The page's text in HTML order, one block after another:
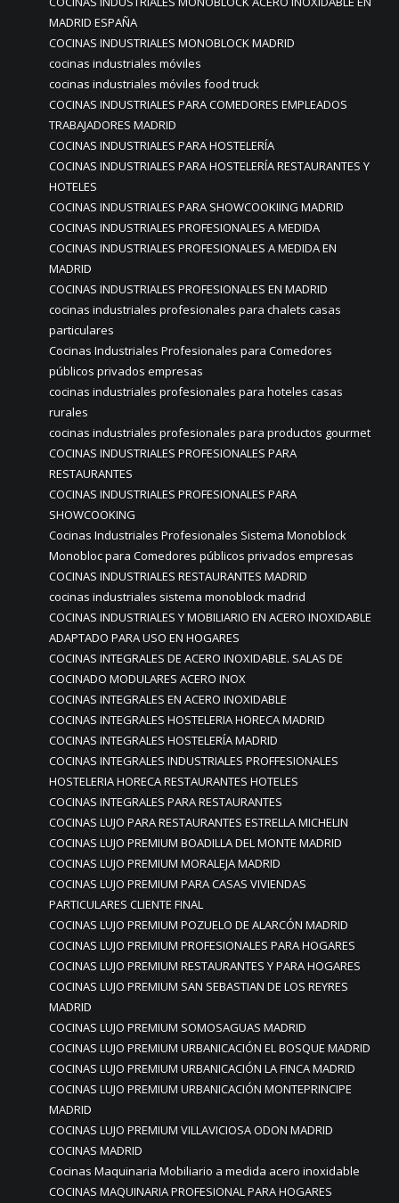
MADRID ESPAÑA
COCINAS INDUSTRIALES MONOBLOCK MADRID
cocinas industriales móviles
cocinas industriales móviles food truck
COCINAS INDUSTRIALES PARA COMEDORES EMPLEADOS
TRABAJADORES MADRID
COCINAS INDUSTRIALES PARA HOSTELERÍA
COCINAS INDUSTRIALES PARA HOSTELERÍA RESTAURANTES Y
HOTELES
COCINAS INDUSTRIALES PARA SHOWCOOKIING MADRID
COCINAS INDUSTRIALES PROFESIONALES A MEDIDA
COCINAS INDUSTRIALES PROFESIONALES A MEDIDA EN
MADRID
COCINAS INDUSTRIALES PROFESIONALES EN MADRID
cocinas industriales profesionales para chalets casas
particulares
Cocinas Industriales Profesionales para Comedores
públicos privados empresas
cocinas industriales profesionales para hoteles casas
rurales
cocinas industriales profesionales para productos gourmet
COCINAS INDUSTRIALES PROFESIONALES PARA
RESTAURANTES
COCINAS INDUSTRIALES PROFESIONALES PARA
SHOWCOOKING
Cocinas Industriales Profesionales Sistema Monoblock
Monobloc para Comedores públicos privados empresas
COCINAS INDUSTRIALES RESTAURANTES MADRID
cocinas industriales sistema monoblock madrid
COCINAS INDUSTRIALES Y MOBILIARIO EN ACERO INOXIDABLE
ADAPTADO PARA USO EN HOGARES
COCINAS INTEGRALES DE ACERO INOXIDABLE. SALAS DE
COCINADO MODULARES ACERO INOX
COCINAS INTEGRALES EN ACERO INOXIDABLE
COCINAS INTEGRALES HOSTELERIA HORECA MADRID
COCINAS INTEGRALES HOSTELERÍA MADRID
COCINAS INTEGRALES INDUSTRIALES PROFFESIONALES
HOSTELERIA HORECA RESTAURANTES HOTELES
COCINAS INTEGRALES PARA RESTAURANTES
COCINAS LUJO PARA RESTAURANTES ESTRELLA MICHELIN
COCINAS LUJO PREMIUM BOADILLA DEL MONTE MADRID
COCINAS LUJO PREMIUM MORALEJA MADRID
COCINAS LUJO PREMIUM PARA CASAS VIVIENDAS
PARTICULARES CLIENTE FINAL
COCINAS LUJO PREMIUM POZUELO DE ALARCÓN MADRID
COCINAS LUJO PREMIUM PROFESIONALES PARA HOGARES
COCINAS LUJO PREMIUM RESTAURANTES Y PARA HOGARES
COCINAS LUJO PREMIUM SAN SEBASTIAN DE LOS REYRES
MADRID
COCINAS LUJO PREMIUM SOMOSAGUAS MADRID
COCINAS LUJO PREMIUM URBANICACIÓN EL BOSQUE MADRID
COCINAS LUJO PREMIUM URBANICACIÓN LA FINCA MADRID
COCINAS LUJO PREMIUM URBANICACIÓN MONTEPRINCIPE
MADRID
COCINAS LUJO PREMIUM VILLAVICIOSA ODON MADRID
COCINAS MADRID
Cocinas Maquinaria Mobiliario a medida acero inoxidable
COCINAS MAQUINARIA PROFESIONAL PARA HOGARES